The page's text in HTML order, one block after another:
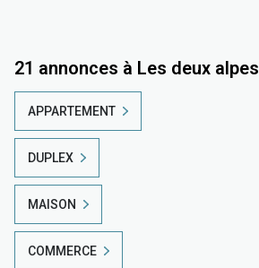
21 annonces à Les deux alpes
APPARTEMENT
DUPLEX
MAISON
COMMERCE